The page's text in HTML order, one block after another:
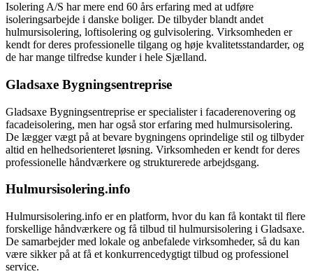
Isolering A/S har mere end 60 års erfaring med at udføre
isoleringsarbejde i danske boliger. De tilbyder blandt andet
hulmursisolering, loftisolering og gulvisolering. Virksomheden er
kendt for deres professionelle tilgang og høje kvalitetsstandarder, og
de har mange tilfredse kunder i hele Sjælland.
Gladsaxe Bygningsentreprise
Gladsaxe Bygningsentreprise er specialister i facaderenovering og
facadeisolering, men har også stor erfaring med hulmursisolering.
De lægger vægt på at bevare bygningens oprindelige stil og tilbyder
altid en helhedsorienteret løsning. Virksomheden er kendt for deres
professionelle håndværkere og strukturerede arbejdsgang.
Hulmursisolering.info
Hulmursisolering.info er en platform, hvor du kan få kontakt til flere
forskellige håndværkere og få tilbud til hulmursisolering i Gladsaxe.
De samarbejder med lokale og anbefalede virksomheder, så du kan
være sikker på at få et konkurrencedygtigt tilbud og professionel
service.